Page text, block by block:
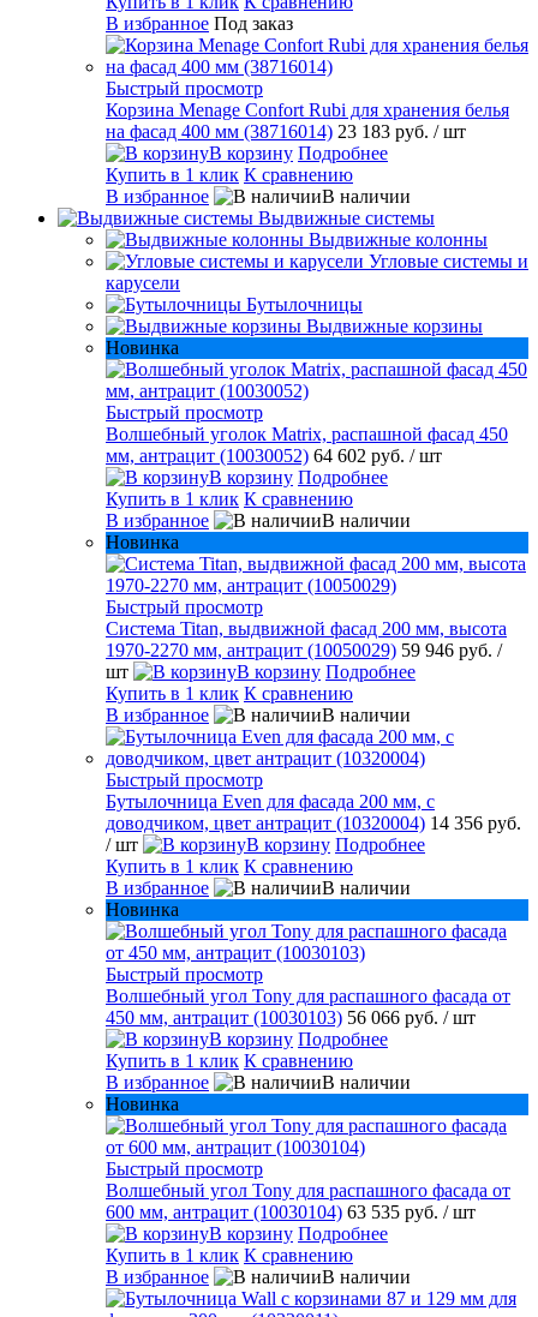
В избранное Под заказ
Быстрый просмотр
Корзина Menage Confort Rubi для хранения белья
на фасад 400 мм (38716014) 23 183 руб. / шт
В корзину Подробнее
Купить в 1 клик К сравнению
В избранное
В наличии
Выдвижные системы
Выдвижные колонны
Угловые системы и
карусели
Бутылочницы
Выдвижные корзины
Новинка
Быстрый просмотр
Волшебный уголок Matrix, распашной фасад 450
мм, антрацит (10030052) 64 602 руб. / шт
В корзину Подробнее
Купить в 1 клик К сравнению
В избранное
В наличии
Новинка
Быстрый просмотр
Система Titan, выдвижной фасад 200 мм, высота
1970-2270 мм, антрацит (10050029) 59 946 руб. /
шт
В корзину Подробнее
Купить в 1 клик К сравнению
В избранное
В наличии
Быстрый просмотр
Бутылочница Even для фасада 200 мм, с
доводчиком, цвет антрацит (10320004) 14 356 руб.
/ шт
В корзину Подробнее
Купить в 1 клик К сравнению
В избранное
В наличии
Новинка
Быстрый просмотр
Волшебный угол Tony для распашного фасада от
450 мм, антрацит (10030103) 56 066 руб. / шт
В корзину Подробнее
Купить в 1 клик К сравнению
В избранное
В наличии
Новинка
Быстрый просмотр
Волшебный угол Tony для распашного фасада от
600 мм, антрацит (10030104) 63 535 руб. / шт
В корзину Подробнее
Купить в 1 клик К сравнению
В избранное
В наличии